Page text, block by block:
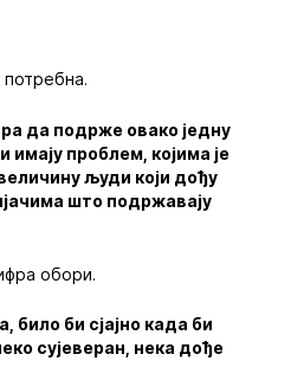
да подрже овако једну
имају проблем, којима је
људи који дођу
што подржавају
обори.
било би сјајно када би
сујеверан, нека дође